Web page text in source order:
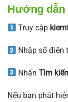
Hướng dẫn
Truy cập
Nhập số điện
NhấnTìm
Nếu bạn phát